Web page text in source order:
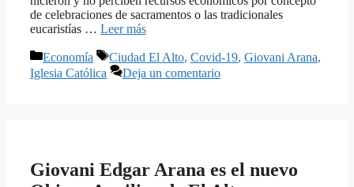
de celebraciones de sacramentos o las tradicionales
eucaristías … Leer más
Categorías
Economía Etiquetas
Ciudad El Alto, Covid-19, Giovani Arana,
Iglesia Católica
Deja un comentario
Giovani Edgar Arana es el nuevo